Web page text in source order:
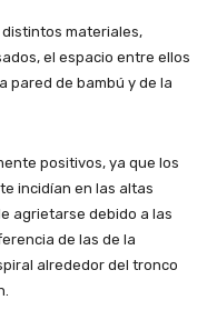
materiales,
el espacio entre ellos
pared de bambú y de la
positivos, ya que los
incidían en las altas
agrietarse debido a las
de las de la
alrededor del tronco